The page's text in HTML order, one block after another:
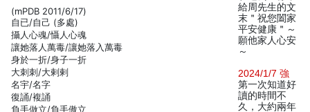
(mPDB 2011/6/17)
自已/自己 (多處)
攝人心魂/懾人心魂
讓她落人萬毒/讓她落入萬毒
身於一折/身子一折
大刺刺/大剌剌
名宇/名字
復誦/複誦
負手做立/負手傲立
給周先生的文
末＂祝您闔家
平安健康＂～
願他家人心安
～
2024/1/7 強
第一次知道好
讀的時間不
久，大約兩年